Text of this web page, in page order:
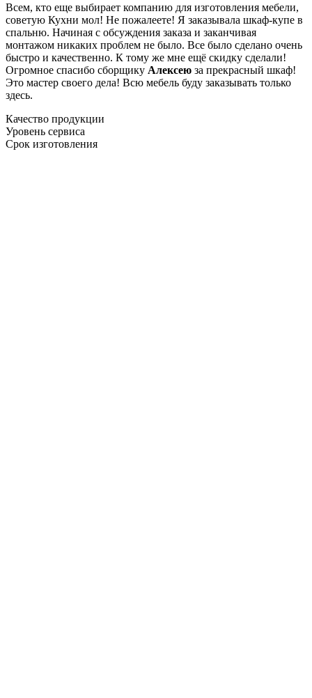
Всем, кто еще выбирает компанию для изготовления мебели,
советую Кухни мол! Не пожалеете! Я заказывала шкаф-купе в
спальню. Начиная с обсуждения заказа и заканчивая
монтажом никаких проблем не было. Все было сделано очень
быстро и качественно. К тому же мне ещё скидку сделали!
Огромное спасибо сборщику Алексею за прекрасный шкаф!
Это мастер своего дела! Всю мебель буду заказывать только
здесь.
Качество продукции
Уровень сервиса
Срок изготовления